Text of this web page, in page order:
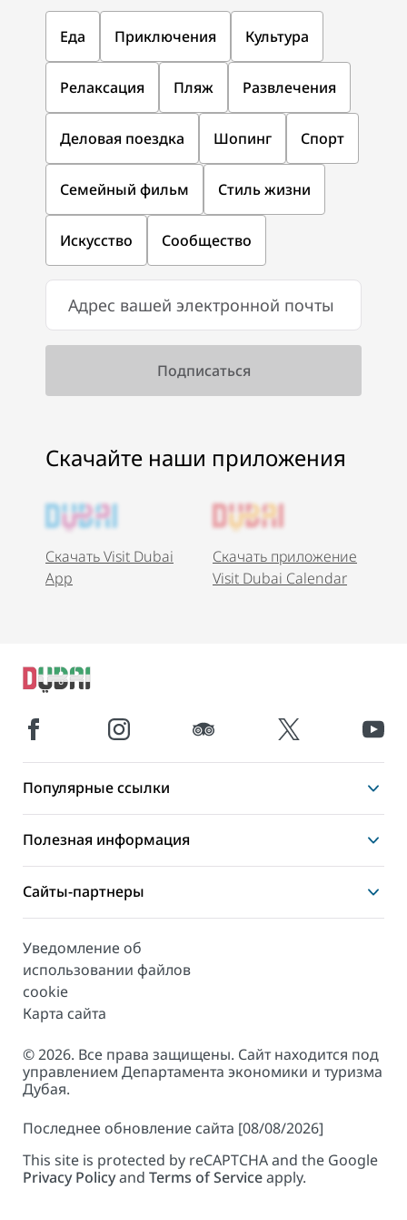
Еда Приключения Культура
Релаксация Пляж Развлечения
Деловая поездка Шопинг Спорт
Семейный фильм Стиль жизни
Искусство Сообщество
Скачайте наши приложения
Скачать Visit Dubai
App
Скачать приложение
Visit Dubai Calendar
Популярные ссылки
Полезная информация
Сайты-партнеры
Уведомление об
использовании файлов
cookie
Карта сайта
© 2026. Все права защищены. Сайт находится под
управлением Департамента экономики и туризма
Дубая.
Последнее обновление сайта [08/08/2026]
This site is protected by reCAPTCHA and the Google
Privacy Policyand Terms of Serviceapply.